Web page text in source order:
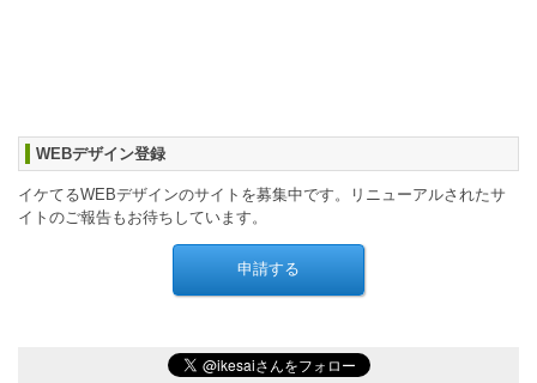
WEBデザイン登録
イケてるWEBデザインのサイトを募集中です。リニューアルされたサ
イトのご報告もお待ちしています。